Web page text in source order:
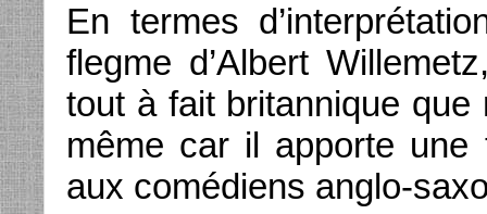
En termes
flegme d’Albert
tout à fait britannique que
même car il apporte
aux comédiens anglo-